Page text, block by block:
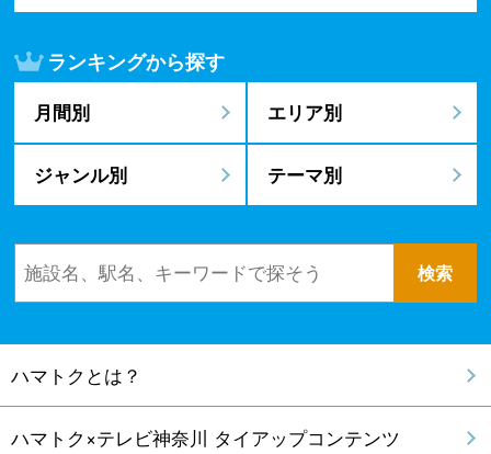
ランキングから探す
月間別 エリア別
ジャンル別 テーマ別
ハマトクとは？
ハマトク×テレビ神奈川 タイアップコンテンツ